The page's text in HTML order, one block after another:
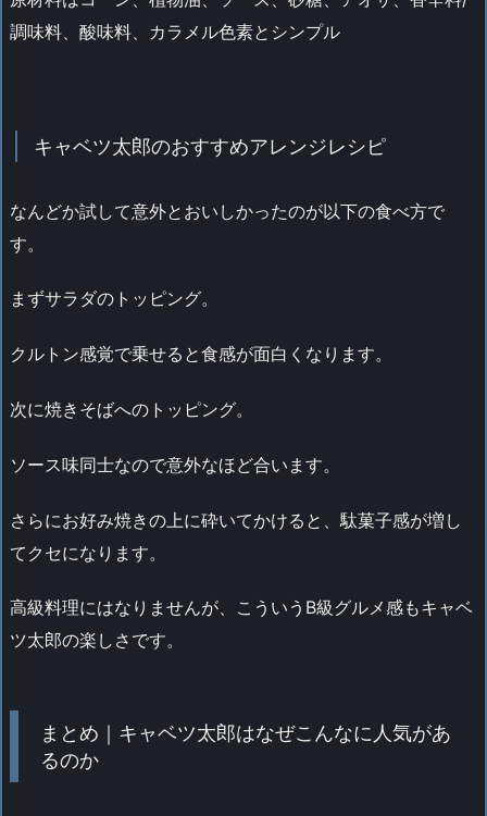
調味料、酸味料、カラメル色素とシンプル
キャベツ太郎のおすすめアレンジレシピ
なんどか試して意外とおいしかったのが以下の食べ方で
す。
まずサラダのトッピング。
クルトン感覚で乗せると食感が面白くなります。
次に焼きそばへのトッピング。
ソース味同士なので意外なほど合います。
さらにお好み焼きの上に砕いてかけると、駄菓子感が増し
てクセになります。
高級料理にはなりませんが、こういうB級グルメ感もキャベ
ツ太郎の楽しさです。
まとめ｜キャベツ太郎はなぜこんなに人気があ
るのか